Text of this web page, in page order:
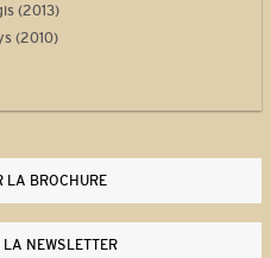
(2013)
(2010)
2014)
LA BROCHURE
NEWSLETTER